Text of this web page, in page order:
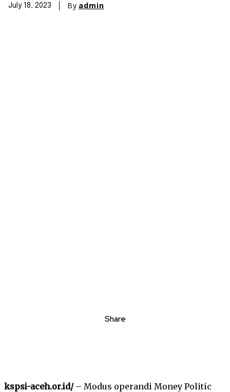
July 18, 2023 By admin
Share
kspsi-aceh.or.id/– Modus operandi Money Politic